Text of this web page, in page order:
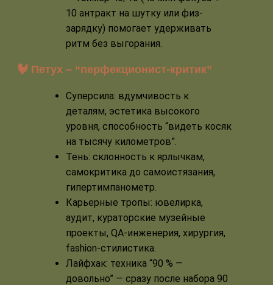
10 антракт на шутку или физ-
зарядку) помогает удерживать
ритм без выгорания.
🐓 Петух – “перфекционист-критик”
Суперсила: вдумчивость к
деталям, эстетика высокого
уровня, способность “видеть косяк
на тысячу километров”.
Тень: склонность к ярлычкам,
самокритика до самоистязания,
гипертимпанометр.
Карьерные тропы: ювелирка,
аудит, кураторские музейные
проекты, QA-инженерия, хирургия,
fashion-стилистика.
Лайфхак: техника “90 % —
довольно” — сразу после набора 90